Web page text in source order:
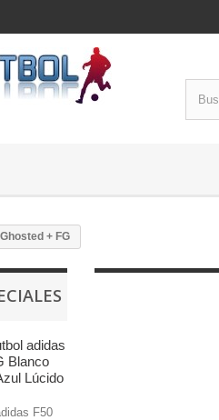
+ FG
adidas
Blanco
Lúcido
F50